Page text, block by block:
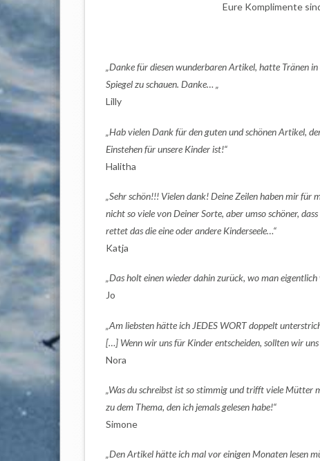
Eure Komplimente
„Danke für diesen wunderbaren Artikel, hatte Tränen
Spiegel zu schauen. Danke… „
Lilly
„Hab vielen Dank für den guten und schönen Artikel,
Einstehen für unsere Kinder ist!“
Halitha
„Sehr schön!!! Vielen dank! Deine Zeilen haben mir für
nicht so viele von Deiner Sorte, aber umso schöner,
rettet das die eine oder andere Kinderseele…“
Katja
„Das holt einen wieder dahin zurück, wo man
Jo
„Am liebsten hätte ich JEDES WORT doppelt
[…] Wenn wir uns für Kinder entscheiden, sollten wir
Nora
„Was du schreibst ist so stimmig und trifft viele Mütter
zu dem Thema, den ich jemals gelesen habe!“
Simone
„Den Artikel hätte ich mal vor einigen Monaten lesen